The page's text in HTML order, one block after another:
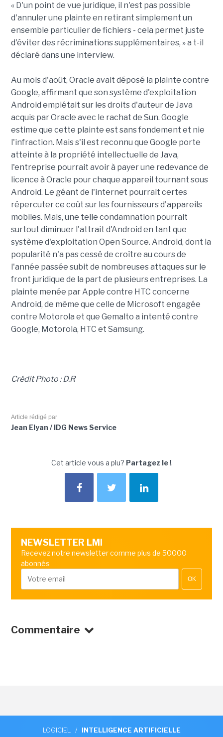
« D'un point de vue juridique, il n'est pas possible
d'annuler une plainte en retirant simplement un
ensemble particulier de fichiers - cela permet juste
d'éviter des récriminations supplémentaires, » a t-il
déclaré dans une interview.
Au mois d'août, Oracle avait déposé la plainte contre
Google, affirmant que son système d'exploitation
Android empiétait sur les droits d'auteur de Java
acquis par Oracle avec le rachat de Sun. Google
estime que cette plainte est sans fondement et nie
l'infraction. Mais s'il est reconnu que Google porte
atteinte à la propriété intellectuelle de Java,
l'entreprise pourrait avoir à payer une redevance de
licence à Oracle pour chaque appareil tournant sous
Android. Le géant de l'internet pourrait certes
répercuter ce coût sur les fournisseurs d'appareils
mobiles. Mais, une telle condamnation pourrait
surtout diminuer l'attrait d'Android en tant que
système d'exploitation Open Source. Android, dont la
popularité n'a pas cessé de croître au cours de
l'année passée subit de nombreuses attaques sur le
front juridique de la part de plusieurs entreprises. La
plainte menée par Apple contre HTC concerne
Android, de même que celle de Microsoft engagée
contre Motorola et que Gemalto a intenté contre
Google, Motorola, HTC et Samsung.
Crédit Photo : D.R
Article rédigé par
Jean Elyan / IDG News Service
Cet article vous a plu? Partagez le !
NEWSLETTER LMI
Recevez notre newsletter comme plus de 50000
abonnés
OK
Commentaire
LOGICIEL / INTELLIGENCE ARTIFICIELLE